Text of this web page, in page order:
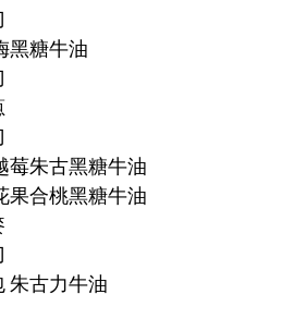
黑糖牛油
莓朱古黑糖牛油
果合桃黑糖牛油
朱古力牛油